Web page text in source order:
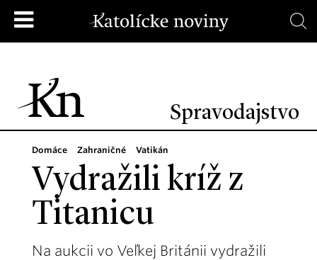
Spravodajstvo
Domáce Zahraničné Vatikán
Vydražili kríž z
Titanicu
Na aukcii vo Veľkej Británii vydražili